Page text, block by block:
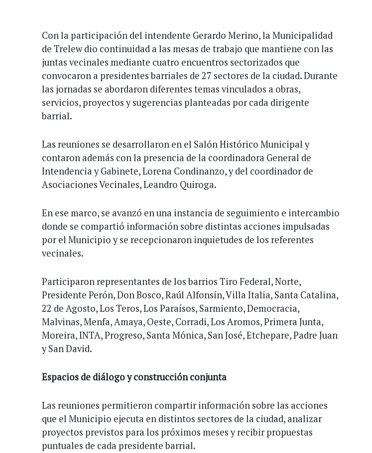
Con la participación del intendente Gerardo Merino, la Municipalidad
de Trelew dio continuidad a las mesas de trabajo que mantiene con las
juntas vecinales mediante cuatro encuentros sectorizados que
convocaron a presidentes barriales de 27 sectores de la ciudad. Durante
las jornadas se abordaron diferentes temas vinculados a obras,
servicios, proyectos y sugerencias planteadas por cada dirigente
barrial.
Las reuniones se desarrollaron en el Salón Histórico Municipal y
contaron además con la presencia de la coordinadora General de
Intendencia y Gabinete, Lorena Condinanzo, y del coordinador de
Asociaciones Vecinales, Leandro Quiroga.
En ese marco, se avanzó en una instancia de seguimiento e intercambio
donde se compartió información sobre distintas acciones impulsadas
por el Municipio y se recepcionaron inquietudes de los referentes
vecinales.
Participaron representantes de los barrios Tiro Federal, Norte,
Presidente Perón, Don Bosco, Raúl Alfonsín, Villa Italia, Santa Catalina,
22 de Agosto, Los Teros, Los Paraísos, Sarmiento, Democracia,
Malvinas, Menfa, Amaya, Oeste, Corradi, Los Aromos, Primera Junta,
Moreira, INTA, Progreso, Santa Mónica, San José, Etchepare, Padre Juan
y San David.
Espacios de diálogo y construcción conjunta
Las reuniones permitieron compartir información sobre las acciones
que el Municipio ejecuta en distintos sectores de la ciudad, analizar
proyectos previstos para los próximos meses y recibir propuestas
puntuales de cada presidente barrial.